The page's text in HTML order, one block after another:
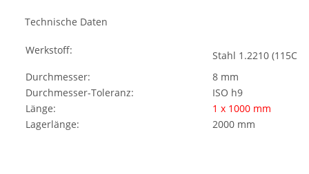
Technische Daten
Werkstoff:
Stahl 1.2210
Durchmesser:
8 mm
Durchmesser-Toleranz:
ISO h9
Länge:
1 x 1000 mm
Lagerlänge:
2000 mm